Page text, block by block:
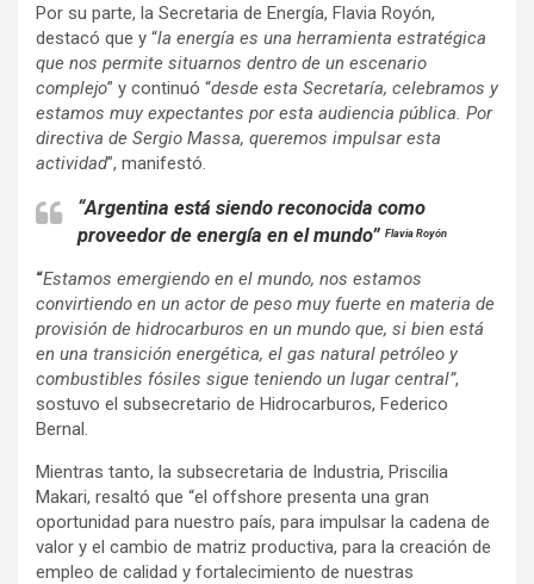
Por su parte, la Secretaria de Energía, Flavia Royón,
destacó que y “la energía es una herramienta estratégica
que nos permite situarnos dentro de un escenario
complejo” y continuó “desde esta Secretaría, celebramos y
estamos muy expectantes por esta audiencia pública. Por
directiva de Sergio Massa, queremos impulsar esta
actividad”, manifestó.
“Argentina está siendo reconocida como
proveedor de energía en el mundo” Flavia Royón
“Estamos emergiendo en el mundo, nos estamos
convirtiendo en un actor de peso muy fuerte en materia de
provisión de hidrocarburos en un mundo que, si bien está
en una transición energética, el gas natural petróleo y
combustibles fósiles sigue teniendo un lugar central”,
sostuvo el subsecretario de Hidrocarburos, Federico
Bernal.
Mientras tanto, la subsecretaria de Industria, Priscilia
Makari, resaltó que “el offshore presenta una gran
oportunidad para nuestro país, para impulsar la cadena de
valor y el cambio de matriz productiva, para la creación de
empleo de calidad y fortalecimiento de nuestras